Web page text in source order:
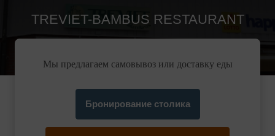
TREVIET-BAMBUS RESTAURANT
Мы предлагаем самовывоз или доставку еды
Бронирование столика